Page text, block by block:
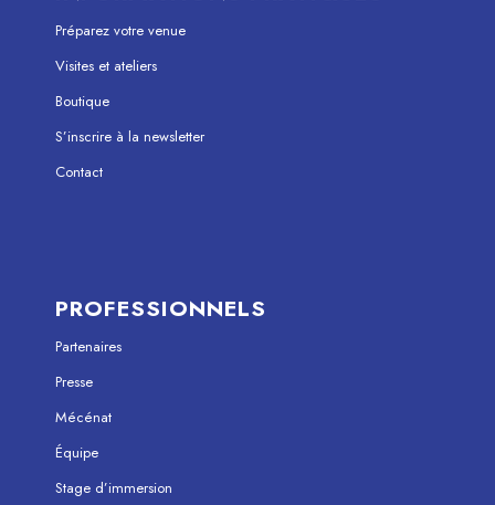
Préparez votre venue
Visites et ateliers
Boutique
S’inscrire à la newsletter
Contact
PROFESSIONNELS
Partenaires
Presse
Mécénat
Équipe
Stage d’immersion